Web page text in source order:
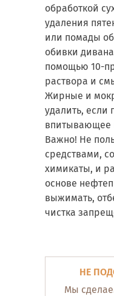
обработкой
удаления
или помады
обивки
помощью 10-
раствора и
Жирные и
удалить,
впитывающее
Важно! Не
средствами,
химикаты, и
основе
выжимать,
чистка
НЕ
Мы